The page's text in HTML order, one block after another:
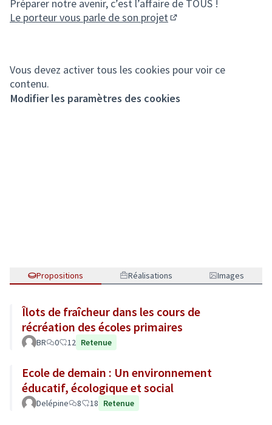
Préparer notre avenir, c’est l’affaire de TOUS !
Le porteur vous parle de son projet
Vous devez activer tous les cookies pour voir ce
contenu.
Modifier les paramètres des cookies
Propositions Réalisations Images
Îlots de fraîcheur dans les cours de
récréation des écoles primaires
BR 0 12 Retenue
Ecole de demain : Un environnement
éducatif, écologique et social
Delépine 8 18 Retenue